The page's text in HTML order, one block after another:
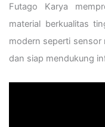
Futago Karya
material berkualitas
modern seperti
dan siap mendukung